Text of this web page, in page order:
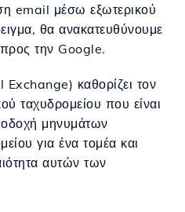
email μέσω εξωτερικού
θα ανακατευθύνουμε
την Google.
καθορίζει τον
ταχυδρομείου που είναι
μηνυμάτων
για ένα τομέα και
αυτών των